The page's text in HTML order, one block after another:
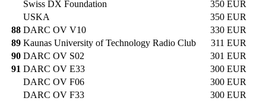
Swiss DX Foundation
350 EUR
USKA
350 EUR
88 DARC OV V10
330 EUR
89 Kaunas University of Technology Radio Club
311 EUR
90 DARC OV S02
301 EUR
91 DARC OV E33
300 EUR
DARC OV F06
300 EUR
DARC OV F33
300 EUR